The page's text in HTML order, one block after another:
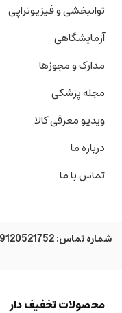
توانبخشی و فیزیوتراپی
آزمایشگاهی
مدارک و مجوزها
مجله پزشکی
ویدیو معرفی کالا
درباره ما
تماس با ما
شماره تماس:
محصولات تخفیف دار